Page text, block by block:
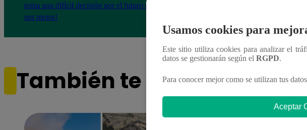
toma una difícil decisión por el futuro de
sus nietos!
También te puede
Usamos cookies para
Este sitio utiliza cookies para analizar el
datos se gestionarán según el RGPD.
Para conocer mejor como se utilizan tus
Aceptar